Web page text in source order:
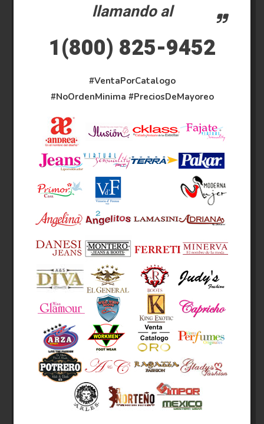
llamando al
1(800) 825-9452
#VentaPorCatalogo
#NoOrdenMinima #PreciosDeMayoreo